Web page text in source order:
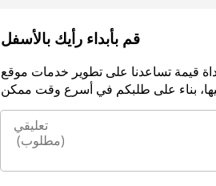
قم بأبداء رأيك بالأسفل
قيمة تساعدنا على تطوير خدمات موقع